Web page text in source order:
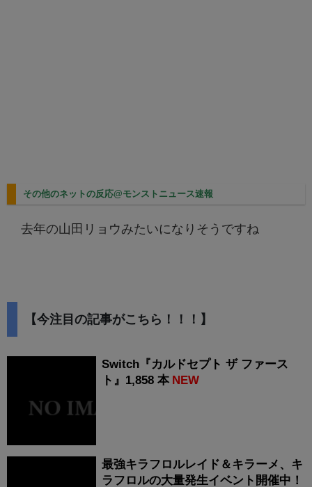
その他のネットの反応@モンストニュース速報
去年の山田リョウみたいになりそうですね
【今注目の記事がこちら！！！】
Switch『カルドセプト ザ ファース
ト』1,858 本 NEW
最強キラフロルレイド＆キラーメ、キ
ラフロルの大量発生イベント開催中！